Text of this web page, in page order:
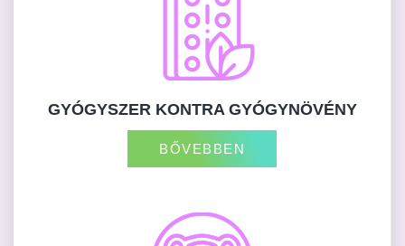
GYÓGYSZER KONTRA GYÓGYNÖVÉNY
BŐVEBBEN